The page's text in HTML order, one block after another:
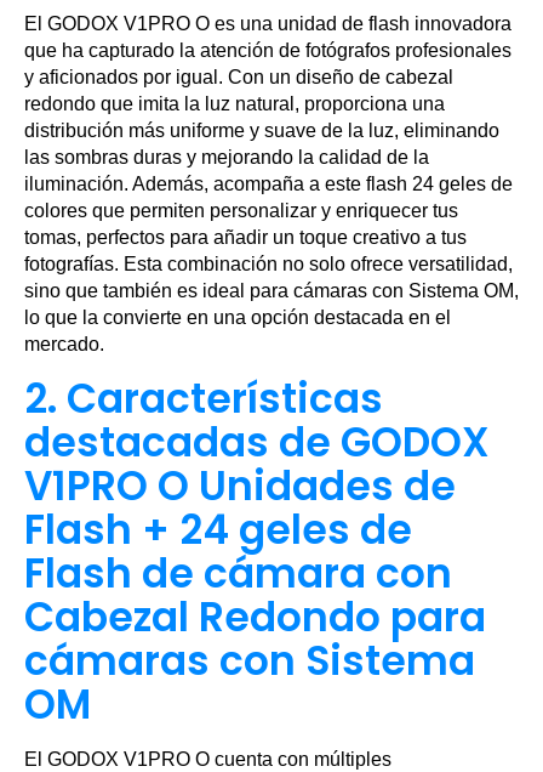
El GODOX V1PRO O es una unidad de flash innovadora
que ha capturado la atención de fotógrafos profesionales
y aficionados por igual. Con un diseño de cabezal
redondo que imita la luz natural, proporciona una
distribución más uniforme y suave de la luz, eliminando
las sombras duras y mejorando la calidad de la
iluminación. Además, acompaña a este flash 24 geles de
colores que permiten personalizar y enriquecer tus
tomas, perfectos para añadir un toque creativo a tus
fotografías. Esta combinación no solo ofrece versatilidad,
sino que también es ideal para cámaras con Sistema OM,
lo que la convierte en una opción destacada en el
mercado.
2. Características
destacadas de GODOX
V1PRO O Unidades de
Flash + 24 geles de
Flash de cámara con
Cabezal Redondo para
cámaras con Sistema
OM
El GODOX V1PRO O cuenta con múltiples